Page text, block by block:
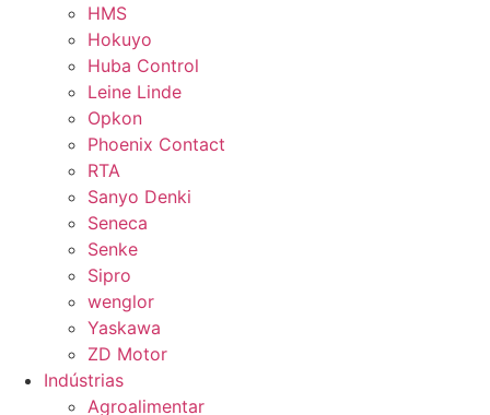
HMS
Hokuyo
Huba Control
Leine Linde
Opkon
Phoenix Contact
RTA
Sanyo Denki
Seneca
Senke
Sipro
wenglor
Yaskawa
ZD Motor
Indústrias
Agroalimentar